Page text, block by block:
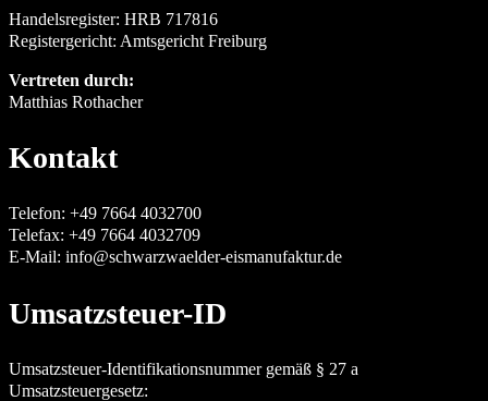
Handelsregister: HRB 717816
Registergericht: Amtsgericht Freiburg
Vertreten durch:
Matthias Rothacher
Kontakt
Telefon: +49 7664 4032700
Telefax: +49 7664 4032709
E-Mail: info@schwarzwaelder-eismanufaktur.de
Umsatzsteuer-ID
Umsatzsteuer-Identifikationsnummer gemäß § 27 a
Umsatzsteuergesetz: